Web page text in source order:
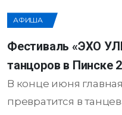
АФИША
Фестиваль «ЭХО
танцоров в Пинске
В конце июня
превратится в